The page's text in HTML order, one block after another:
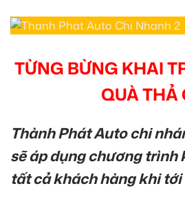
TỪNG BỪNG KHAI
QUÀ THẢ
Thành Phát Auto chi
sẽ áp dụng chương trình
tất cả khách hàng khi